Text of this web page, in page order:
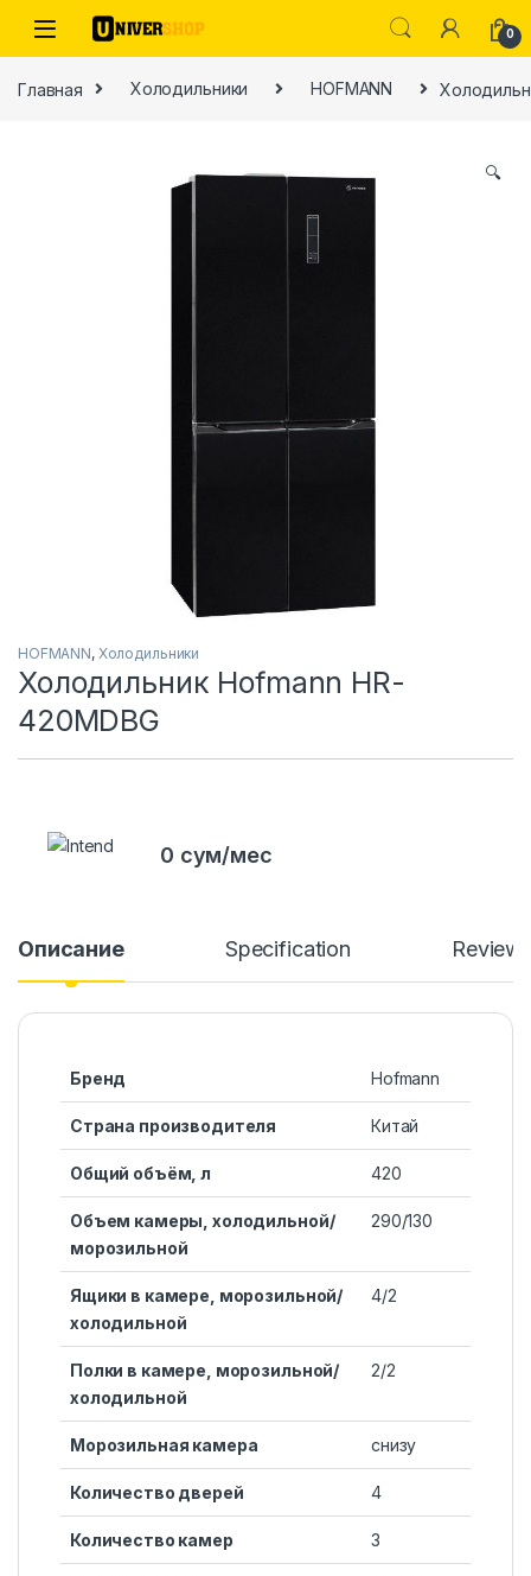
Skip to navigation
Skip to content
0
Главная Холодильники HOFMANN
🔍
HOFMANN, Холодильники
Холодильник Hofmann HR-
420MDBG
0 сум/мес
Описание Specification
Бренд Hofmann
Страна производителя Китай
Общий объём, л 420
Объем камеры, холодильной/
морозильной
290/130
Ящики в камере, морозильной/
холодильной
4/2
Полки в камере, морозильной/
холодильной
2/2
Морозильная камера снизу
Количество дверей 4
Количество камер 3